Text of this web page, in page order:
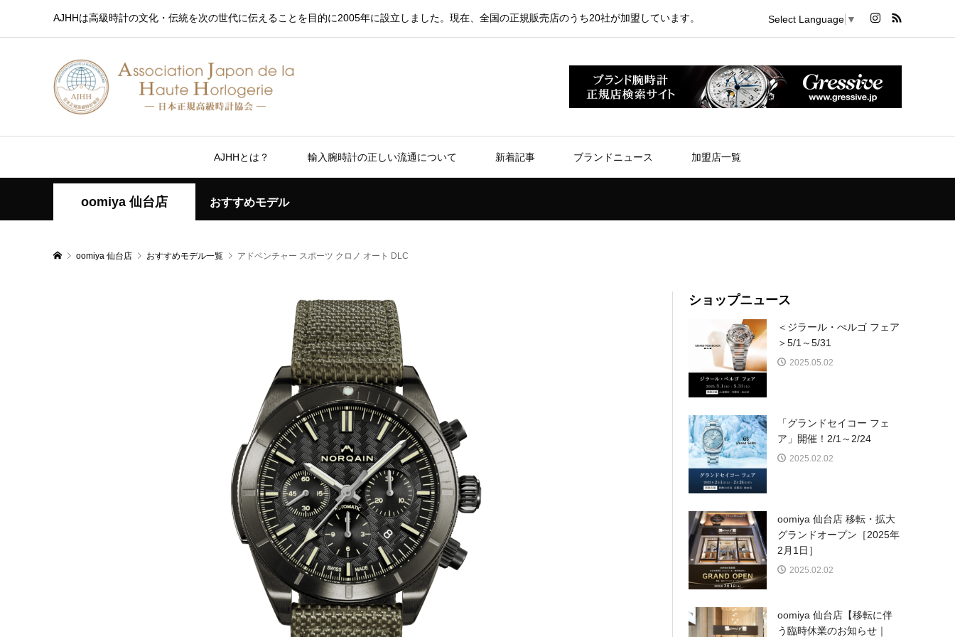
AJHHは高級時計の文化・伝統を次の世代に伝えることを目的に2005年に設立しました。現在、全国の正規販売店のうち20社が加盟しています。 Select Language ▼
AJHHとは？ 輸入腕時計の正しい流通について 新着記事 ブランドニュース 加盟店一覧
oomiya 仙台店 おすすめモデル
oomiya 仙台店 おすすめモデル一覧 アドベンチャー スポーツ クロノ オート DLC
ショップニュース
＜ジラール・ぺルゴ フェア
＞5/1～5/31
2025.05.02
「グランドセイコー フェ
ア」開催！2/1～2/24
2025.02.02
oomiya 仙台店 移転・拡大
グランドオープン［2025年
2月1日］
2025.02.02
oomiya 仙台店【移転に伴
う臨時休業のお知らせ｜